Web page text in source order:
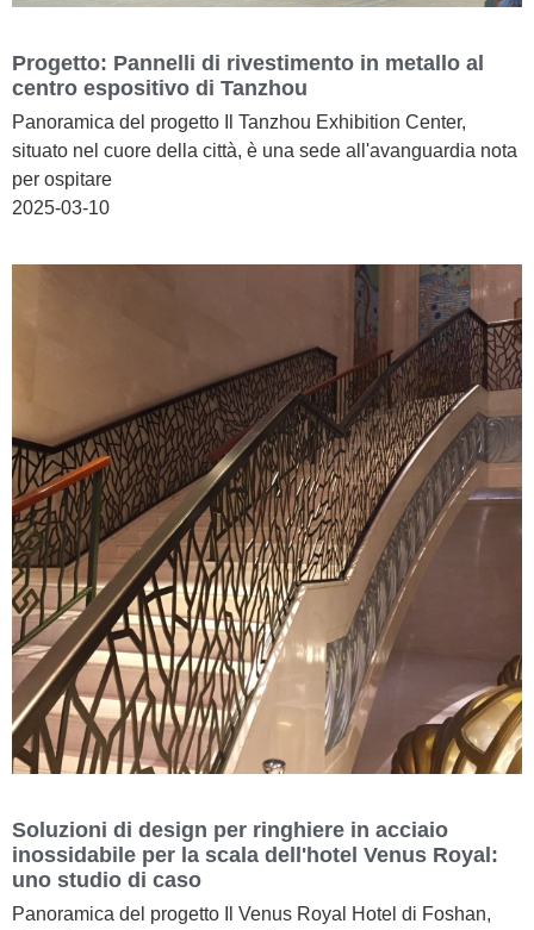
Progetto: Pannelli di rivestimento in metallo al
centro espositivo di Tanzhou
Panoramica del progetto Il Tanzhou Exhibition Center,
situato nel cuore della città, è una sede all'avanguardia nota
per ospitare
2025-03-10
Soluzioni di design per ringhiere in acciaio
inossidabile per la scala dell'hotel Venus Royal:
uno studio di caso
Panoramica del progetto Il Venus Royal Hotel di Foshan,